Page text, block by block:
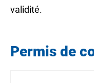
validité.
Permis de